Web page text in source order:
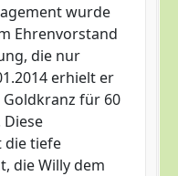
wurde
Ehrenvorstand
die nur
erhielt er
für 60
die tiefe
die Willy dem